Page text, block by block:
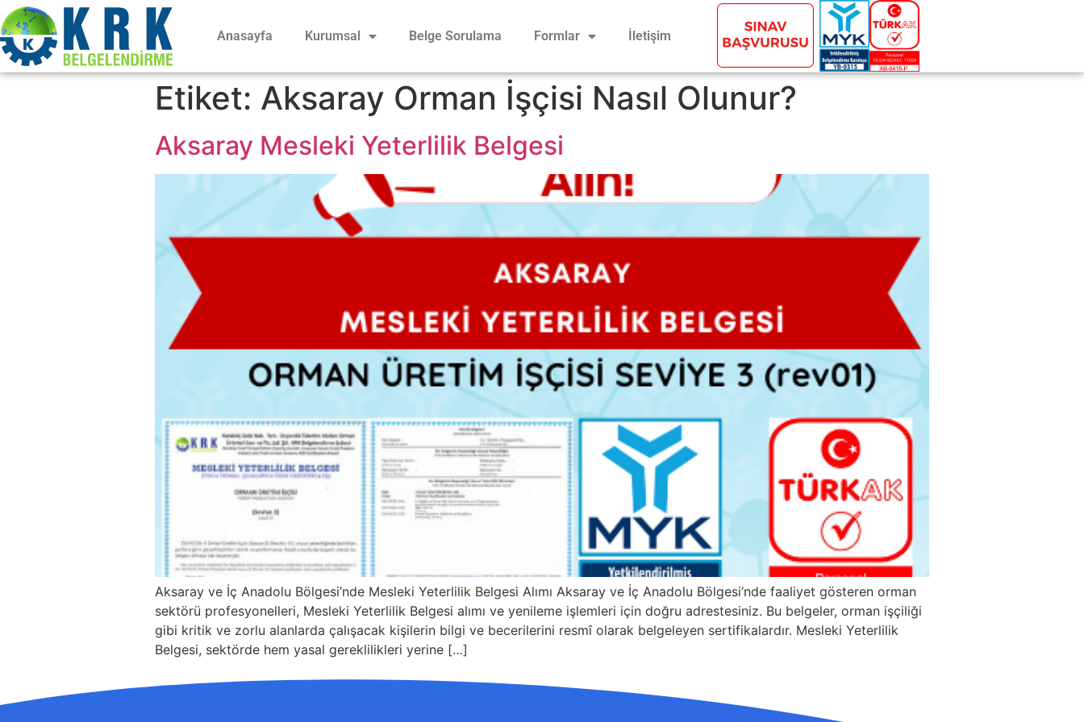
Anasayfa Kurumsal Belge Sorulama Formlar İletişim
Etiket: Aksaray Orman İşçisi Nasıl Olunur?
Aksaray Mesleki Yeterlilik Belgesi
Aksaray ve İç Anadolu Bölgesi’nde Mesleki Yeterlilik Belgesi Alımı Aksaray ve İç Anadolu Bölgesi’nde faaliyet gösteren orman
sektörü profesyonelleri, Mesleki Yeterlilik Belgesi alımı ve yenileme işlemleri için doğru adrestesiniz. Bu belgeler, orman işçiliği
gibi kritik ve zorlu alanlarda çalışacak kişilerin bilgi ve becerilerini resmî olarak belgeleyen sertifikalardır. Mesleki Yeterlilik
Belgesi, sektörde hem yasal gereklilikleri yerine […]